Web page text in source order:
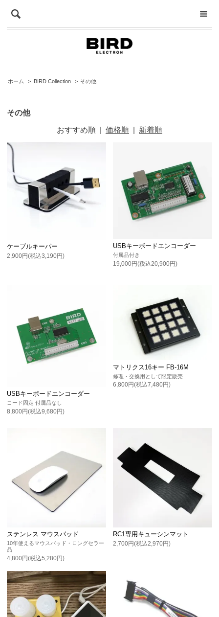
ホーム > BIRD Collection > その他
その他
おすすめ順 価格順 新着順
ケーブルキーパー
2,900円(税込3,190円)
USBキーボードエンコーダー
付属品付き
19,000円(税込20,900円)
USBキーボードエンコーダー
コード固定 付属品なし
8,800円(税込9,680円)
マトリクス16キー FB-16M
修理・交換用として限定販売
6,800円(税込7,480円)
ステンレス マウスパッド
10年使えるマウスパッド・ロングセラー
品
4,800円(税込5,280円)
RC1専用キューシンマット
2,700円(税込2,970円)